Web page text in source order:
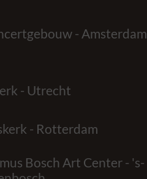
- Amsterdam
- Utrecht
- Rotterdam
Bosch Art Center - 's-